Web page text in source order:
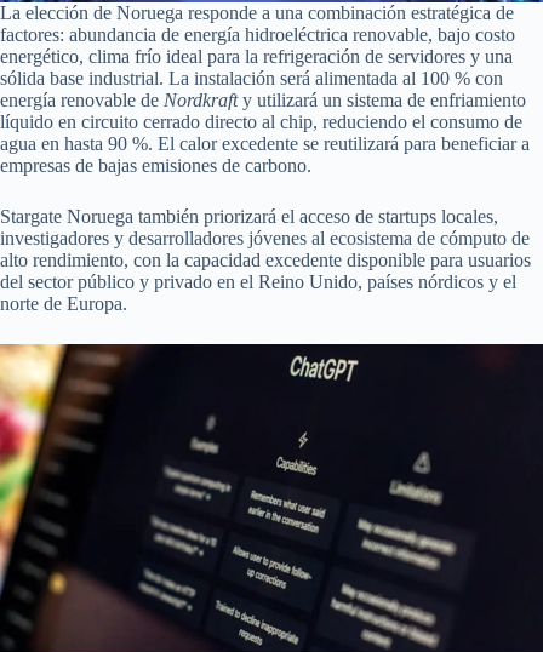
La elección de Noruega responde a una combinación estratégica de
factores: abundancia de energía hidroeléctrica renovable, bajo costo
energético, clima frío ideal para la refrigeración de servidores y una
sólida base industrial. La instalación será alimentada al 100 % con
energía renovable de Nordkrafty utilizará un sistema de enfriamiento
líquido en circuito cerrado directo al chip, reduciendo el consumo de
agua en hasta 90 %. El calor excedente se reutilizará para beneficiar a
empresas de bajas emisiones de carbono.
Stargate Noruega también priorizará el acceso de startups locales,
investigadores y desarrolladores jóvenes al ecosistema de cómputo de
alto rendimiento, con la capacidad excedente disponible para usuarios
del sector público y privado en el Reino Unido, países nórdicos y el
norte de Europa.